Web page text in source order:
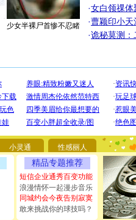
少女半裸尸首惨不忍睹
·女白领祼体
·曹颖印小天
·诡秘莫测：
小灵通 性感丽人
精品专题推荐
短信企业通秀百变功能
浪漫情怀一起漫步音乐
同城约会今夜告别寂寞
敢来挑战你的球技吗？
[圣诞节]
你太多
要平安
能正大光
都要快乐
[圣诞节]
如意,快
[元旦]看
断电。爱
你是我专
[元旦]如